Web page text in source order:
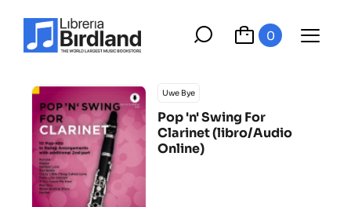
0
Uwe Bye
Pop 'n' Swing For
Clarinet (libro/Audio
Online)